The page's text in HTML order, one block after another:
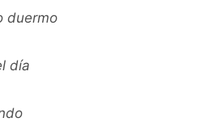
duermo
día